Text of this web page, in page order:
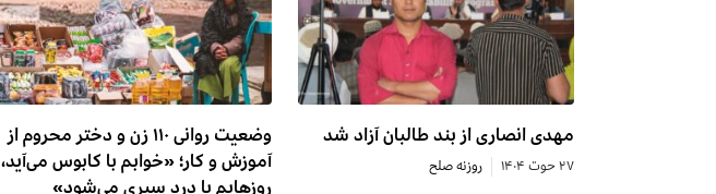
مهدی انصاری از بند طالبان آزاد شد
۲۷ حوت ۱۴۰۴ روزنه صلح
وضعیت روانی ۱۱۰ زن و دختر محروم از
آموزش و کار؛ «خوابم با کابوس می‌آید،
روزهایم با درد سپری می‌شود»